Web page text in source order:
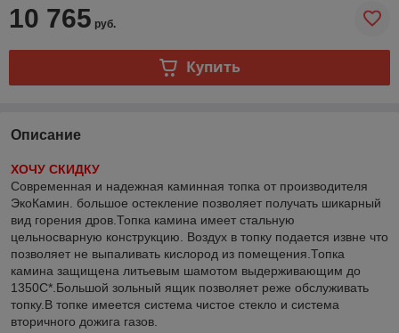
10 765 руб.
Купить
Описание
ХОЧУ СКИДКУ
Современная и надежная каминная топка от производителя
ЭкоКамин. большое остекление позволяет получать шикарный
вид горения дров.Топка камина имеет стальную
цельносварную конструкцию. Воздух в топку подается извне что
позволяет не выпаливать кислород из помещения.Топка
камина защищена литьевым шамотом выдерживающим до
1350С*.Большой зольный ящик позволяет реже обслуживать
топку.В топке имеется система чистое стекло и система
вторичного дожига газов.